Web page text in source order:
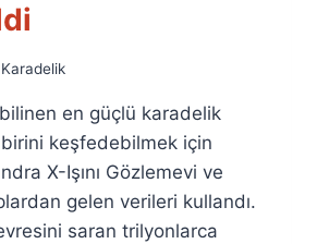
Karadelik
en güçlü karadelik
keşfedebilmek için
X-Işını Gözlemevi ve
gelen verileri kullandı.
saran trilyonlarca